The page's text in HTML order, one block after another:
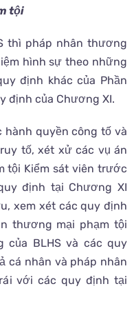
tội
thì pháp nhân thương
hình sự theo những
định khác của Phần
định của Chương XI.
hành quyền công tố và
tố, xét xử các vụ án
tội Kiểm sát viên trước
định tại Chương XI
xem xét các quy định
thương mại phạm tội
BLHS và các quy
cá nhân và pháp nhân
với các quy định tại